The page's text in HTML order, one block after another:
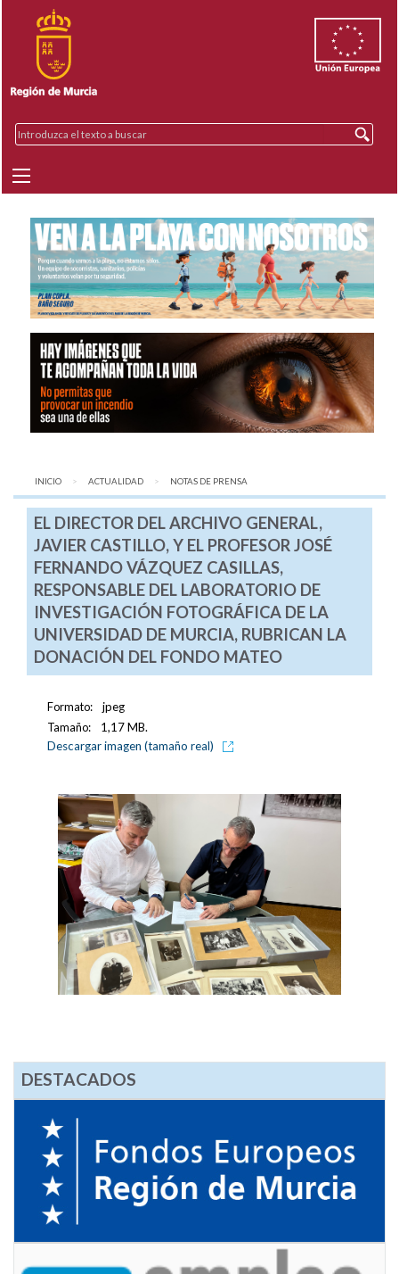
INICIO ACTUALIDAD AQUÍ:
NOTAS DE PRENSA
EL DIRECTOR DEL ARCHIVO GENERAL,
JAVIER CASTILLO, Y EL PROFESOR JOSÉ
FERNANDO VÁZQUEZ CASILLAS,
RESPONSABLE DEL LABORATORIO DE
INVESTIGACIÓN FOTOGRÁFICA DE LA
UNIVERSIDAD DE MURCIA, RUBRICAN LA
DONACIÓN DEL FONDO MATEO
Formato:
jpeg
Tamaño:
1,17 MB.
Descargar imagen (tamaño real)
DESTACADOS